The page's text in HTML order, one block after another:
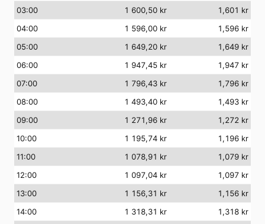
03:00
1 600,50 kr
1,601 kr
04:00
1 596,00 kr
1,596 kr
05:00
1 649,20 kr
1,649 kr
06:00
1 947,45 kr
1,947 kr
07:00
1 796,43 kr
1,796 kr
08:00
1 493,40 kr
1,493 kr
09:00
1 271,96 kr
1,272 kr
10:00
1 195,74 kr
1,196 kr
11:00
1 078,91 kr
1,079 kr
12:00
1 097,04 kr
1,097 kr
13:00
1 156,31 kr
1,156 kr
14:00
1 318,31 kr
1,318 kr